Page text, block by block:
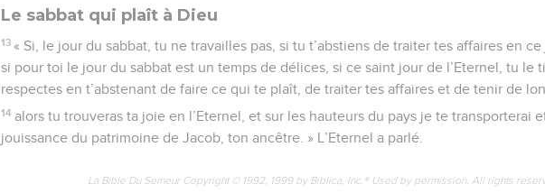
Le sabbat qui plaît à Dieu
13 « Si, le jour du sabbat, tu ne travailles pas, si tu t’abstiens de traiter tes affaires en ce
si pour toi le jour du sabbat est un temps de délices, si ce saint jour de l’Eternel, tu le
respectes en t’abstenant de faire ce qui te plaît, de traiter tes affaires et de tenir de
14 alors tu trouveras ta joie en l’Eternel, et sur les hauteurs du pays je te transporterai
jouissance du patrimoine de Jacob, ton ancêtre. » L’Eternel a parlé.
La Bible Du Semeur Copyright © 1992, 1999 by Biblica, Inc.® Used by permission. All rights